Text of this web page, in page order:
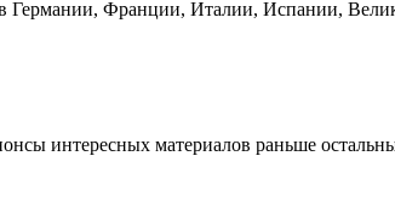
Германии, Франции, Италии, Испании,
интересных материалов раньше